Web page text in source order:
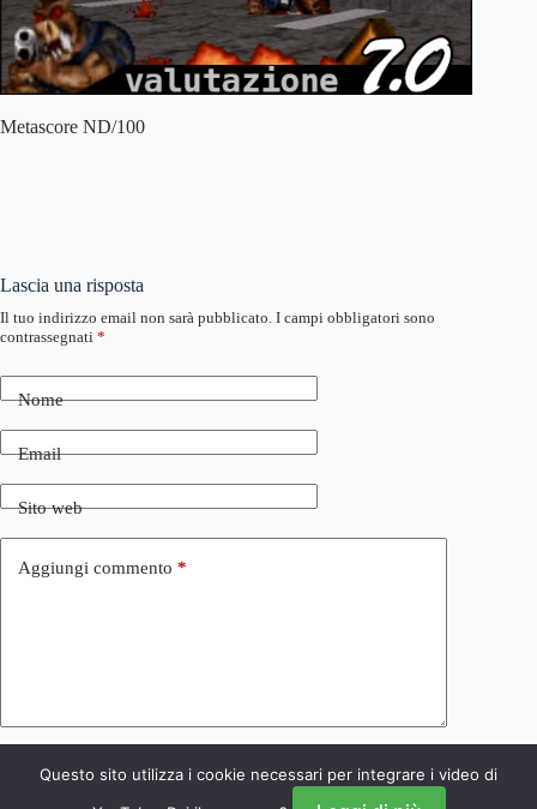
Metascore ND/100
Lascia una risposta
Il tuo indirizzo email non sarà pubblicato. I campi obbligatori sono
contrassegnati *
Nome
Email
Sito web
Aggiungi commento *
Invia commento
Questo sito utilizza i cookie necessari per integrare i video di